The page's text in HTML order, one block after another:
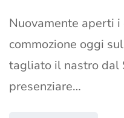
Nuovamente aperti i
commozione oggi
tagliato il nastro dal
presenziare…